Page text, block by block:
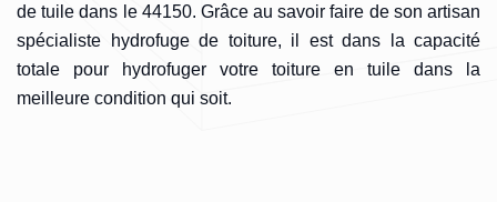
de tuile dans le 44150. Grâce au savoir faire de son artisan
spécialiste hydrofuge de toiture, il est dans la capacité
totale pour hydrofuger votre toiture en tuile dans la
meilleure condition qui soit.